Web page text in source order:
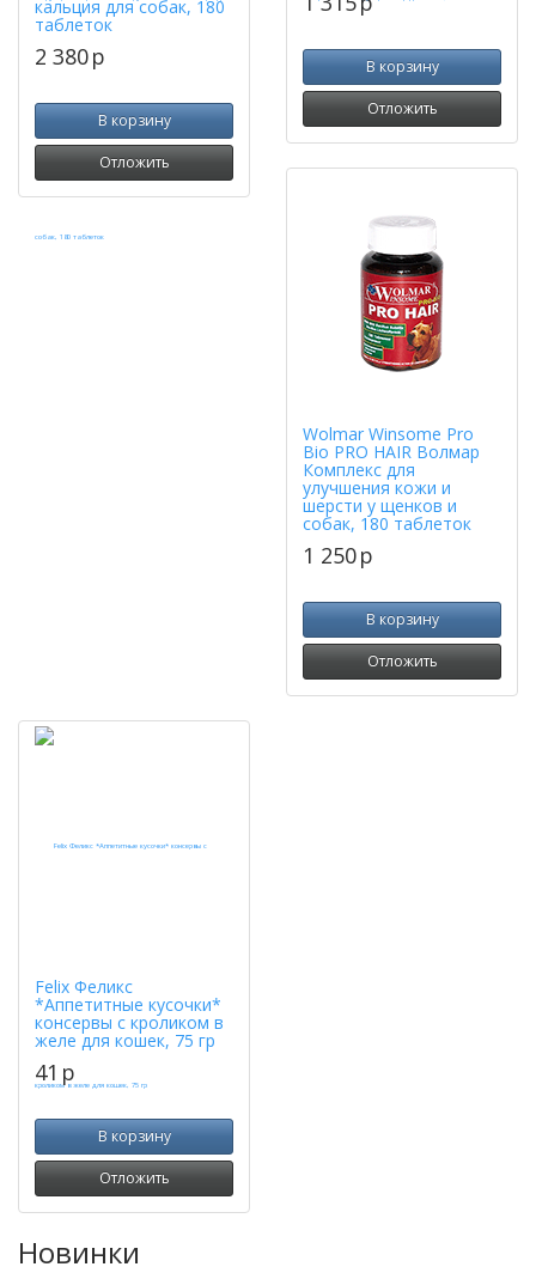
кальция для собак, 180
таблеток
2 380p
В корзину
Отложить
В корзину
Отложить
Wolmar Winsome Pro
Bio PRO HAIR Волмар
Комплекс для
улучшения кожи и
шерсти у щенков и
собак, 180 таблеток
1 250p
В корзину
Отложить
Felix Феликс
*Аппетитные кусочки*
консервы с кроликом в
желе для кошек, 75 гр
41 p
В корзину
Отложить
Новинки